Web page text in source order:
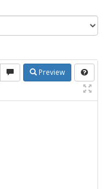
Preview